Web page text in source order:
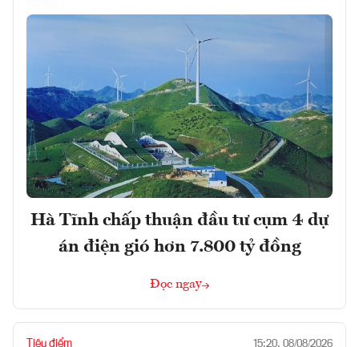
Hà Tĩnh chấp thuận đầu tư cụm 4 dự
án điện gió hơn 7.800 tỷ đồng
Đọc ngay
Tiêu điểm 15:20, 08/08/2026